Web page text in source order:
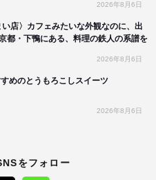
2026年8月6日
い店〉カフェみたいな外観なのに、出
都・下鴨にある、料理の鉄人の系譜を
2026年8月6日
めのとうもろこしスイーツ
2026年8月6日
をフォロー